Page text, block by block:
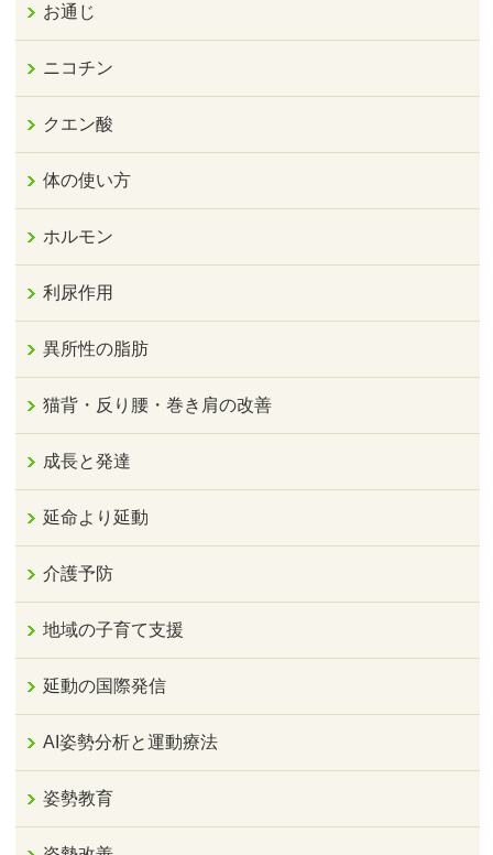
お通じ
ニコチン
クエン酸
体の使い方
ホルモン
利尿作用
異所性の脂肪
猫背・反り腰・巻き肩の改善
成長と発達
延命より延動
介護予防
地域の子育て支援
延動の国際発信
AI姿勢分析と運動療法
姿勢教育